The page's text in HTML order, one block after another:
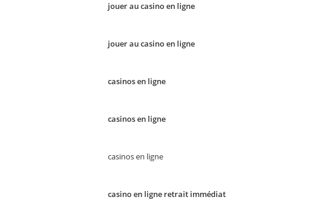
jouer au casino en ligne
jouer au casino en ligne
casinos en ligne
casinos en ligne
casinos en ligne
casino en ligne retrait immédiat